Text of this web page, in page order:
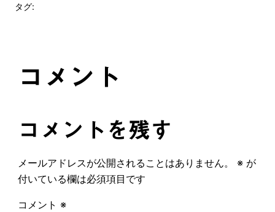
タグ:
コメント
コメントを残す
メールアドレスが公開されることはありません。 ※が
付いている欄は必須項目です
コメント ※